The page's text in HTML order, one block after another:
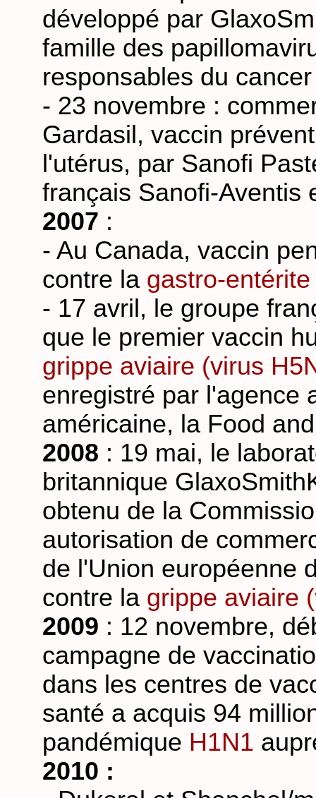
développé par
famille des
responsables du
- 23 novembre :
Gardasil, vaccin
l'utérus, par Sanofi
français Sanofi-Aventis
2007 :
- Au Canada, vaccin
contre la gastro-
- 17 avril, le groupe
que le premier vaccin
grippe aviaire (virus
enregistré par l'agence
américaine, la Food
2008 : 19 mai, le
britannique
obtenu de la
autorisation de
de l'Union européenne
contre la grippe aviaire
2009 : 12 novembre,
campagne de
dans les centres de
santé a acquis 94
pandémique H1N1
2010 :